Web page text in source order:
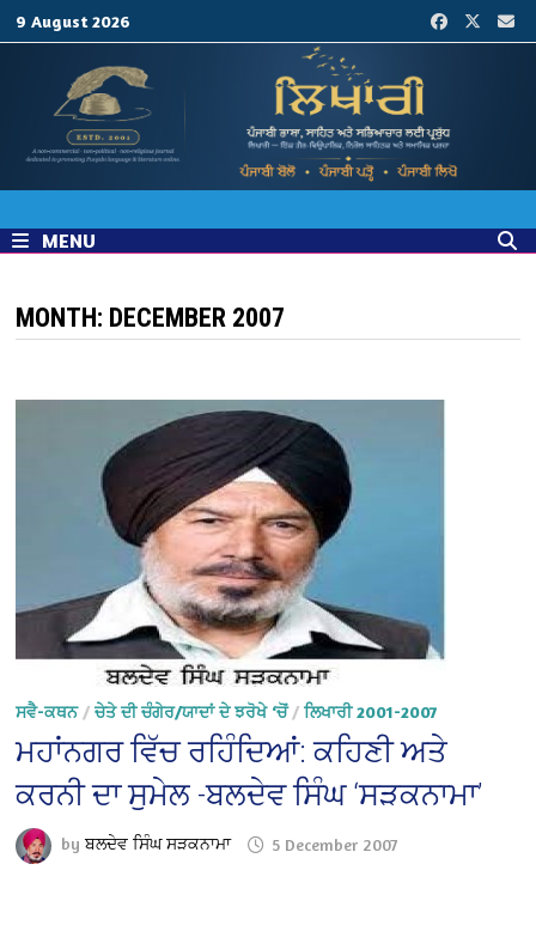
9 August 2026
MENU
MONTH: DECEMBER 2007
ਸਵੈ-ਕਥਨ/ਚੇਤੇ ਦੀ ਚੰਗੇਰ/ਯਾਦਾਂ ਦੇ ਝਰੋਖੇ ‘ਚੋਂ/ਲਿਖਾਰੀ 2001-2007
ਮਹਾਂਨਗਰ ਵਿੱਚ ਰਹਿੰਦਿਆਂ: ਕਹਿਣੀ ਅਤੇ
ਕਰਨੀ ਦਾ ਸੁਮੇਲ -ਬਲਦੇਵ ਸਿੰਘ ‘ਸੜਕਨਾਮਾ’
byਬਲਦੇਵ ਸਿੰਘ ਸੜਕਨਾਮਾ 5 December 2007